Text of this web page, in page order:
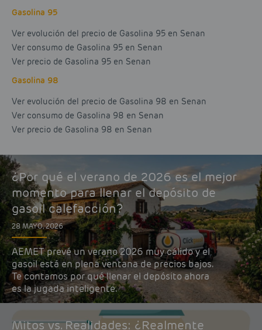
Gasolina 95
Ver evolución del precio de Gasolina 95 en Senan
Ver consumo de Gasolina 95 en Senan
Ver precio de Gasolina 95 en Senan
Gasolina 98
Ver evolución del precio de Gasolina 98 en Senan
Ver consumo de Gasolina 98 en Senan
Ver precio de Gasolina 98 en Senan
¿Por qué el verano de 2026 es el mejor
momento para llenar el depósito de
gasoil calefacción?
28 MAYO, 2026
AEMET prevé un verano 2026 muy cálido y el
gasoil está en plena ventana de precios bajos.
Te contamos por qué llenar el depósito ahora
es la jugada inteligente.
Mitos vs. Realidades: ¿Realmente